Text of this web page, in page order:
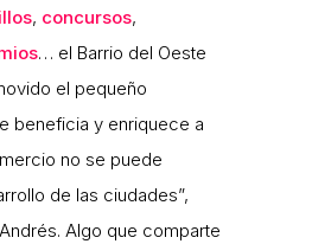
, concursos,
… el Barrio del Oeste
el pequeño
beneficia y enriquece a
no se puede
de las ciudades”,
Algo que comparte